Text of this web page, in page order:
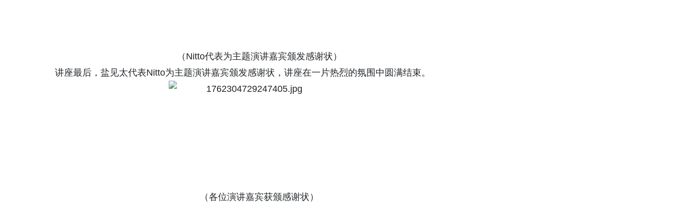
（Nitto代表为主题演讲嘉宾颁发感谢状）
讲座最后，盐见太代表Nitto为主题演讲嘉宾颁发感谢状，讲座在一片热烈的氛围中圆满结束。
（各位演讲嘉宾获颁感谢状）